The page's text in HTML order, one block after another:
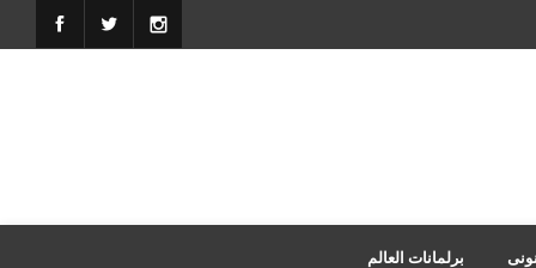
برلمانات العالم